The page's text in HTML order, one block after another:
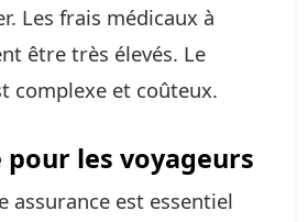
Les frais médicaux à
être très élevés. Le
complexe et coûteux.
les voyageurs
assurance est essentiel